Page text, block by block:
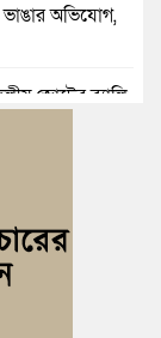
ভাঙার অভিযোগ,
জোটের র‍্যালি
গাঁজাসহ মাদক